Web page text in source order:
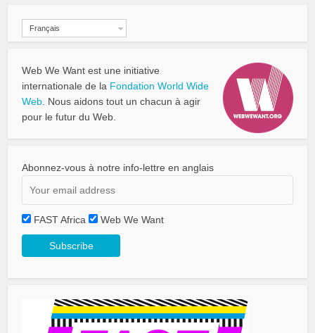
Français
Web We Want est une initiative
internationale de la Fondation World Wide
Web . Nous aidons tout un chacun à agir
pour le futur du Web.
Abonnez-vous à notre info-lettre en anglais
FAST Africa Web We Want